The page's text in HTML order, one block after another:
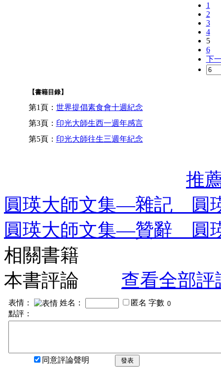
1
2
3
4
5
6
下
【書籍目錄】
第1頁： 世界提倡素食會十週紀念
第3頁： 印光大師生西一週年感言
第5頁： 印光大師往生三週年紀念
推
圓瑛大師文集—雜記 圓
圓瑛大師文集—贊辭 圓
相關書籍
本書評論
查看全部評
表情： 姓名： 匿名 字數
點評：
同意評論聲明 發表